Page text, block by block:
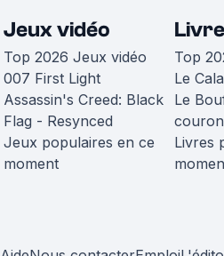
Jeux vidéo
Top 2026 Jeux vidéo
007 First Light
Assassin's Creed: Black
Flag - Resynced
Jeux populaires en ce
moment
Top
Le
Le
Livres